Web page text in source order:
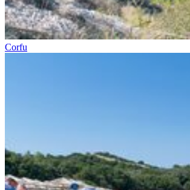
Corfu